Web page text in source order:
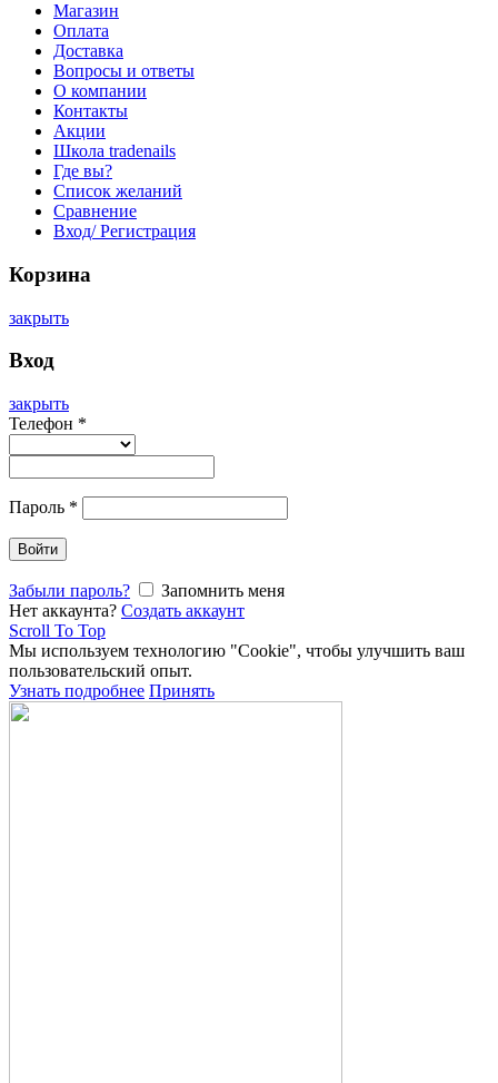
Магазин
Оплата
Доставка
Вопросы и ответы
О компании
Контакты
Акции
Школа tradenails
Где вы?
Список желаний
Сравнение
Вход/ Регистрация
Корзина
закрыть
Вход
закрыть
Телефон *
Пароль *
Войти
Забыли пароль?
Запомнить меня
Нет аккаунта? Создать аккаунт
Scroll To Top
Мы используем технологию "Cookie", чтобы улучшить ваш
пользовательский опыт.
Узнать подробнее Принять